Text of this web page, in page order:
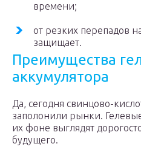
времени;
от резких перепадов
защищает.
Преимущества
аккумулятора
Да, сегодня свинцово-
заполонили рынки.
их фоне выглядят
будущего.